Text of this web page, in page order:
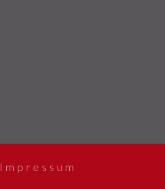
Impressum